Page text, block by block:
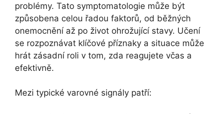
problémy. Tato symptomatologie může být
způsobena celou řadou faktorů, od běžných
onemocnění až po život ohrožující stavy. Učení
se rozpoznávat klíčové příznaky a situace může
hrát zásadní roli v tom, zda reagujete včas a
efektivně.
Mezi typické varovné signály patří: